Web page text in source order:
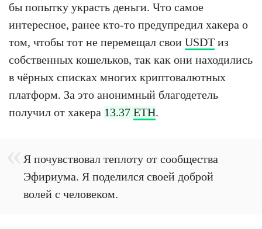
бы попытку украсть деньги. Что самое
интересное, ранее кто-то предупредил хакера о
том, чтобы тот не перемещал свои USDT из
собственных кошельков, так как они находились
в чёрных списках многих криптовалютных
платформ. За это анонимный благодетель
получил от хакера 13.37 ETH.
Я почувствовал теплоту от сообщества
Эфириума. Я поделился своей доброй
волей с человеком.